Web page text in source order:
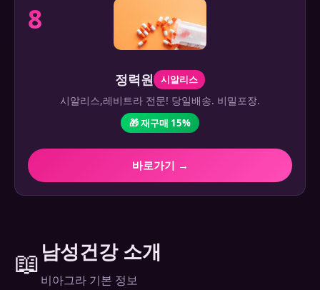
8
정력원 시알리스
시알리스,레비트라 전문! 당일배송. 비밀포장.
🎁 재구매 15%
바로가기 →
📖남성건강 소개
비아그라 기본 정보